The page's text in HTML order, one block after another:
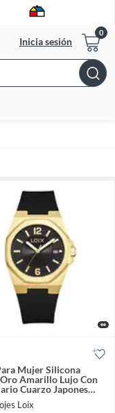
Inicia sesión
Mujer Silicona
Amarillo Lujo Con
Cuarzo Japones
1BLoix